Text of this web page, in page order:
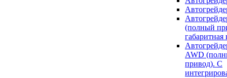
(полный
габаритная
AWD
привод). С